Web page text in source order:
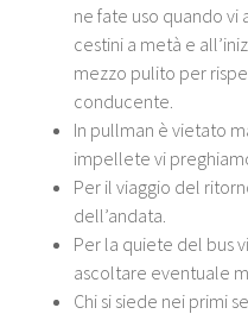
ne fate uso quando
cestini a metà e
mezzo pulito per
conducente.
In pullman è vietato
impellete vi
Per il viaggio del
dell’andata.
Per la quiete del bus
ascoltare eventuale
Chi si siede nei primi